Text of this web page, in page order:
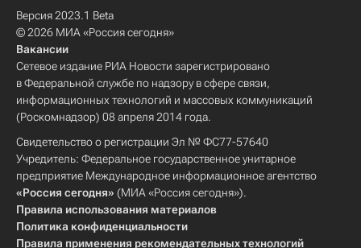
Версия 2023.1 Beta
© 2026 МИА «Россия сегодня»
Вакансии
Сетевое издание РИА Новости зарегистрировано
в Федеральной службе по надзору в сфере связи,
информационных технологий и массовых коммуникаций
(Роскомнадзор) 08 апреля 2014 года.
Свидетельство о регистрации Эл № ФС77-57640
Учредитель: Федеральное государственное унитарное
предприятие Международное информационное агентство
«Россия сегодня» (МИА «Россия сегодня»).
Правила использования материалов
Политика конфиденциальности
Правила применения рекомендательных технологий